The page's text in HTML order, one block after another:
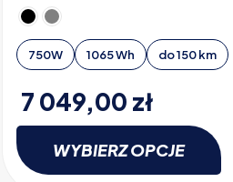
750W 1065 Wh do 150 km
7 049,00 zł
WYBIERZ OPCJE